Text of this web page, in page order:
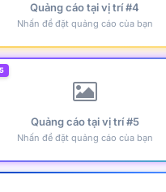
Quảng cáo tại vị trí #4
Nhấn để đặt quảng cáo của bạn
Quảng cáo tại vị trí #5
Nhấn để đặt quảng cáo của bạn